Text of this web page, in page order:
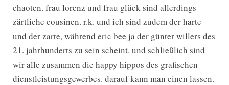
chaoten. frau lorenz und frau glück sind allerdings
zärtliche cousinen. r.k. und ich sind zudem der harte
und der zarte, während eric bee ja der günter willers des
21. jahrhunderts zu sein scheint. und schließlich sind
wir alle zusammen die happy hippos des grafischen
dienstleistungsgewerbes. darauf kann man einen lassen.